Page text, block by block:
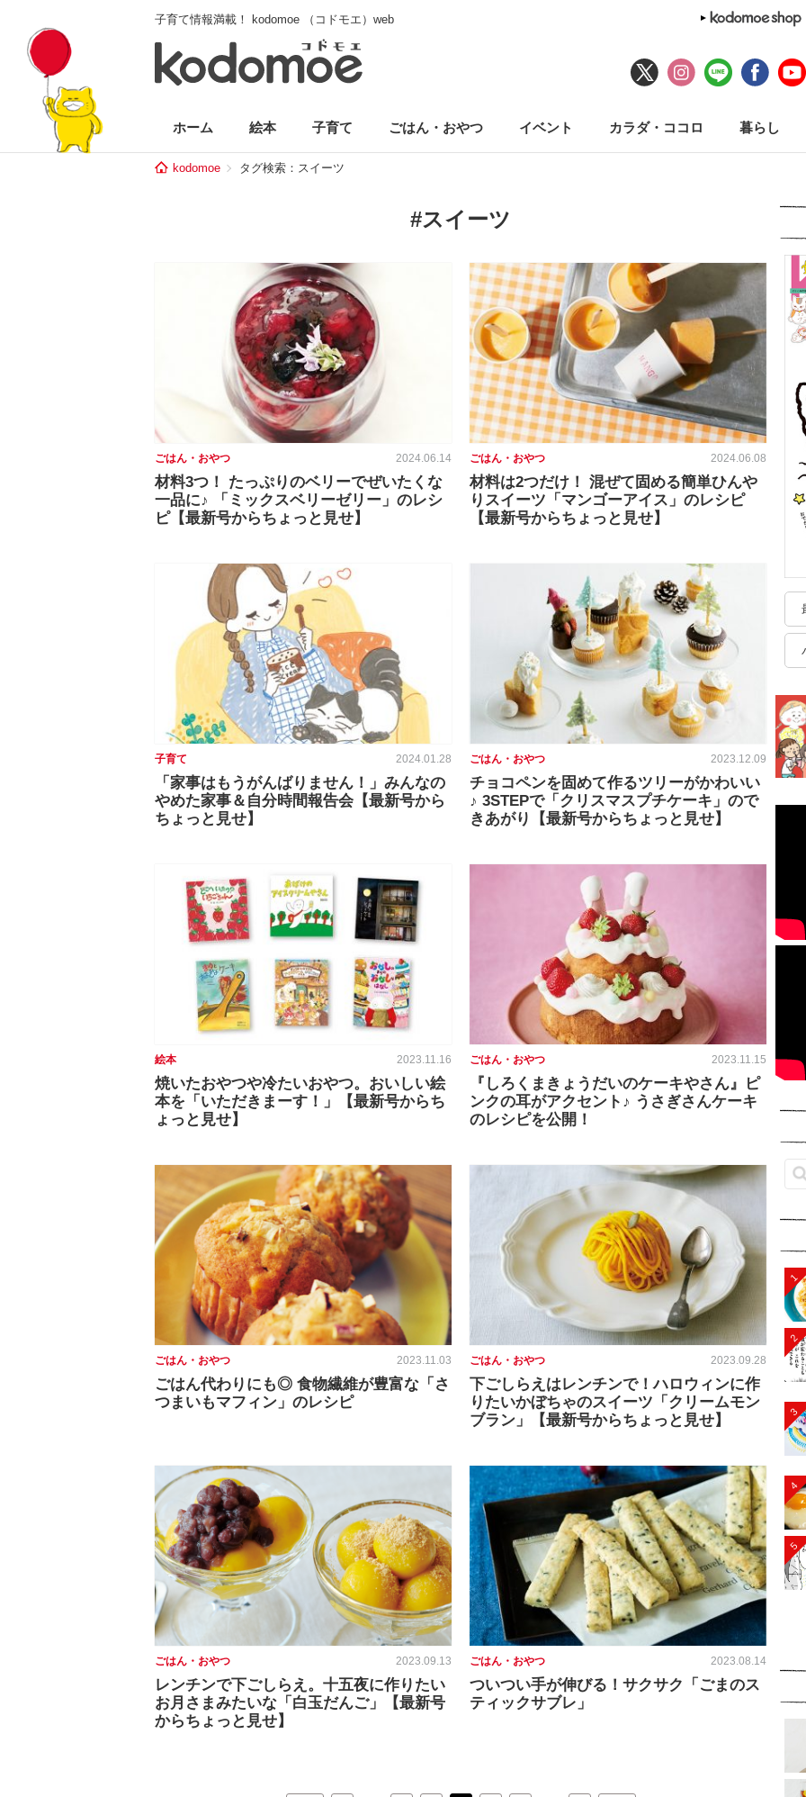
子育て情報満載！ kodomoe （コドモエ）web
ホーム 絵本 子育て ごはん・おやつ イベント カラダ・ココロ 暮らし
kodomoe タグ検索：スイーツ
#スイーツ
ごはん・おやつ 2024.06.14
材料3つ！ たっぷりのベリーでぜいたくな
一品に♪ 「ミックスベリーゼリー」のレシ
ピ【最新号からちょっと見せ】
ごはん・おやつ 2024.06.08
材料は2つだけ！ 混ぜて固める簡単ひんや
りスイーツ「マンゴーアイス」のレシピ
【最新号からちょっと見せ】
子育て 2024.01.28
「家事はもうがんばりません！」みんなの
やめた家事＆自分時間報告会【最新号から
ちょっと見せ】
ごはん・おやつ 2023.12.09
チョコペンを固めて作るツリーがかわいい
♪ 3STEPで「クリスマスプチケーキ」ので
きあがり【最新号からちょっと見せ】
絵本 2023.11.16
焼いたおやつや冷たいおやつ。おいしい絵
本を「いただきまーす！」【最新号からち
ょっと見せ】
ごはん・おやつ 2023.11.15
『しろくまきょうだいのケーキやさん』ピ
ンクの耳がアクセント♪ うさぎさんケーキ
のレシピを公開！
ごはん・おやつ 2023.11.03
ごはん代わりにも◎ 食物繊維が豊富な「さ
つまいもマフィン」のレシピ
ごはん・おやつ 2023.09.28
下ごしらえはレンチンで！ハロウィンに作
りたいかぼちゃのスイーツ「クリームモン
ブラン」【最新号からちょっと見せ】
ごはん・おやつ 2023.09.13
レンチンで下ごしらえ。十五夜に作りたい
お月さまみたいな「白玉だんご」【最新号
からちょっと見せ】
ごはん・おやつ 2023.08.14
ついつい手が伸びる！サクサク「ごまのス
ティックサブレ」
1
2
3
4
5